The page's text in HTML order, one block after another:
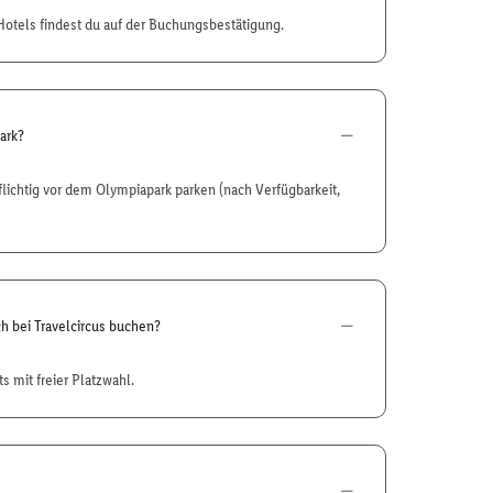
findest du auf der Buchungsbestätigung.
vor dem Olympiapark parken (nach Verfügbarkeit,
bei Travelcircus buchen?
mit freier Platzwahl.